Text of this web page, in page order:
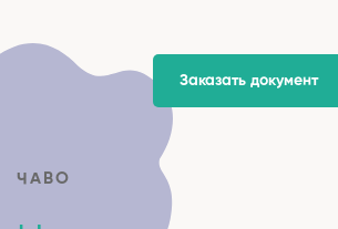
Заказать документ
ЧАВО